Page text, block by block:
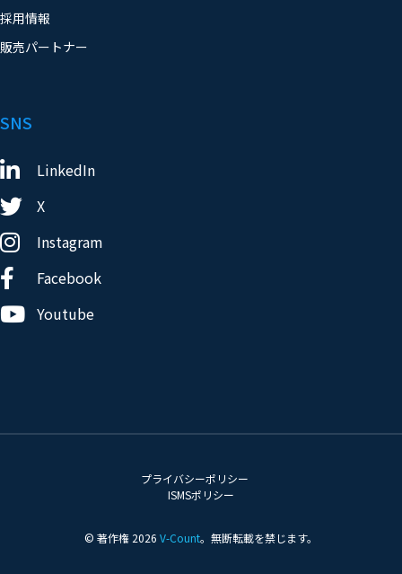
採用情報
販売パートナー
SNS
LinkedIn
X
Instagram
Facebook
Youtube
© 著作権 2026 V-Count。無断転載を禁じます。
プライバシーポリシー
ISMSポリシー